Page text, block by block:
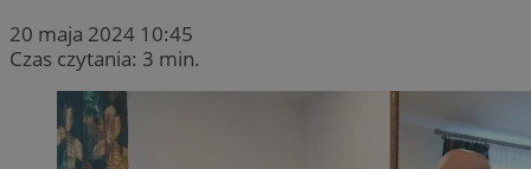
20 maja 2024 10:45
Czas czytania: 3 min.